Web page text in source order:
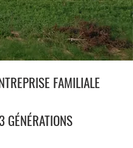
FAMILIALE
GÉNÉRATIONS